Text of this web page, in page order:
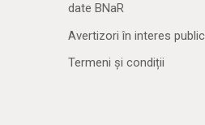
date BNaR
Avertizori în interes public
Termeni și condiții